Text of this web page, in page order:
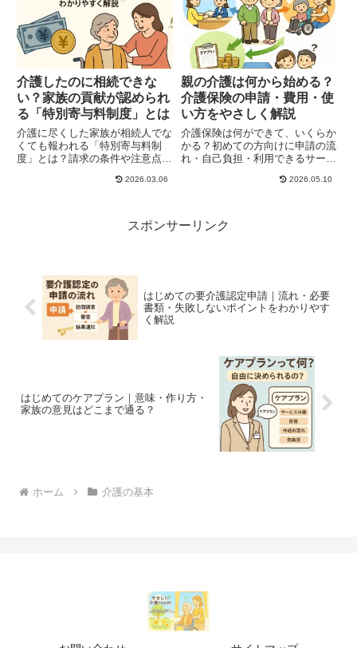
介護したのに相続できな
い？家族の貢献が認められ
る「特別寄与料制度」とは
介護に尽くした家族が相続人でな
くても報われる「特別寄与料制
度」とは？請求の条件や注意点、
2026.03.06
親の介護は何から始める？
介護保険の申請・費用・使
い方をやさしく解説
介護保険は何ができて、いくらか
かる？初めての方向けに申請の流
れ・自己負担・利用できるサービ
おきたいポイントもまとめまし
2026.05.10
スポンサーリンク
はじめての要介護認定申請｜流れ・必要
書類・失敗しないポイントをわかりやす
く解説
はじめてのケアプラン｜意味・作り方・
家族の意見はどこまで通る？
ホーム 介護の基本